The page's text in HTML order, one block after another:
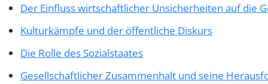
Der Einfluss wirtschaftlicher Unsicherheiten auf die
Kulturkämpfe und der öffentliche Diskurs
Die Rolle des Sozialstaates
Gesellschaftlicher Zusammenhalt und seine